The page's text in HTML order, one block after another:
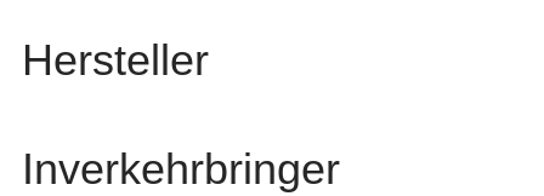
Hersteller
Inverkehrbringer